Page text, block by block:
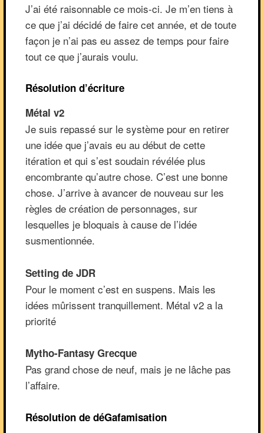
J’ai été raisonnable ce mois-ci. Je m’en tiens à
ce que j’ai décidé de faire cet année, et de toute
façon je n’ai pas eu assez de temps pour faire
tout ce que j’aurais voulu.
Résolution d’écriture
Métal v2
Je suis repassé sur le système pour en retirer
une idée que j’avais eu au début de cette
itération et qui s’est soudain révélée plus
encombrante qu’autre chose. C’est une bonne
chose. J’arrive à avancer de nouveau sur les
règles de création de personnages, sur
lesquelles je bloquais à cause de l’idée
susmentionnée.
Setting de JDR
Pour le moment c’est en suspens. Mais les
idées mûrissent tranquillement. Métal v2 a la
priorité
Mytho-Fantasy Grecque
Pas grand chose de neuf, mais je ne lâche pas
l’affaire.
Résolution de déGafamisation